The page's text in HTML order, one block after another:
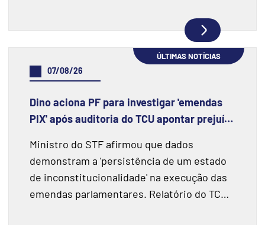
ÚLTIMAS NOTÍCIAS
07/08/26
Dino aciona PF para investigar 'emendas
PIX' após auditoria do TCU apontar prejuízo
Ministro do STF afirmou que dados
demonstram a 'persistência de um estado
de inconstitucionalidade' na execução das
emendas parlamentares. Relatório do TCU